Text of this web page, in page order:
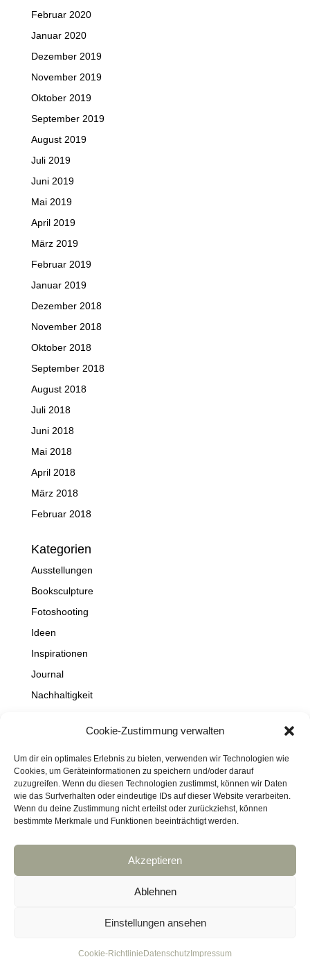
Cookie-Zustimmung verwalten
Um dir ein optimales Erlebnis zu bieten, verwenden wir Technologien wie
Cookies, um Geräteinformationen zu speichern und/oder darauf
zuzugreifen. Wenn du diesen Technologien zustimmst, können wir Daten
wie das Surfverhalten oder eindeutige IDs auf dieser Website verarbeiten.
Wenn du deine Zustimmung nicht erteilst oder zurückziehst, können
bestimmte Merkmale und Funktionen beeinträchtigt werden.
Akzeptieren
Ablehnen
Einstellungen ansehen
Cookie-Richtlinie Datenschutz Impressum
Februar 2020
Januar 2020
Dezember 2019
November 2019
Oktober 2019
September 2019
August 2019
Juli 2019
Juni 2019
Mai 2019
April 2019
März 2019
Februar 2019
Januar 2019
Dezember 2018
November 2018
Oktober 2018
September 2018
August 2018
Juli 2018
Juni 2018
Mai 2018
April 2018
März 2018
Februar 2018
Kategorien
Ausstellungen
Booksculpture
Fotoshooting
Ideen
Inspirationen
Journal
Nachhaltigkeit
Projekte
Schaufenster
Travel
Datenschutz
Haftungsausschluss
copyright © bridhadesign